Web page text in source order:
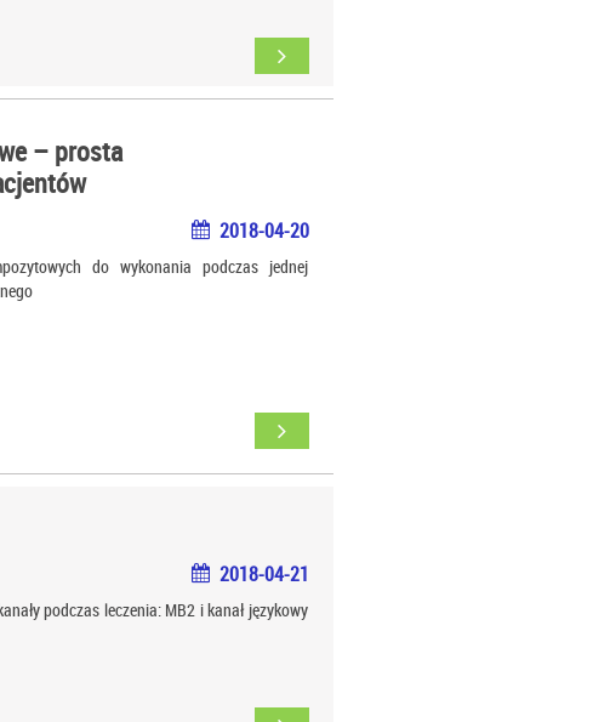
– prosta
2018-04-20
do wykonania podczas jednej
2018-04-21
podczas leczenia: MB2 i kanał językowy